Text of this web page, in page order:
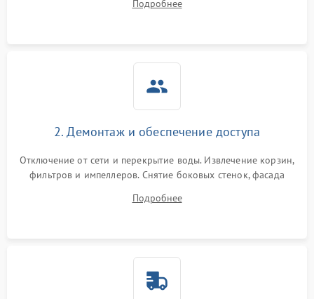
разбрызгивателей или срабатывание системы защиты
Подробнее
2. Демонтаж и обеспечение доступа
Отключение от сети и перекрытие воды. Извлечение корзин,
фильтров и импеллеров. Снятие боковых стенок, фасада
циркуляционному насосу, ТЭНу и сливной помпе.
Подробнее